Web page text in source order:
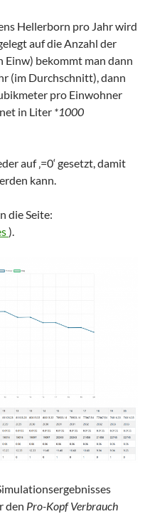
Hellerborn pro Jahr wird
auf die Anzahl der
Einw) bekommt man dann
(im Durchschnitt), dann
pro Einwohner
in Liter *1000
auf ‚=0‘ gesetzt, damit
kann.
die Seite:
).
den Pro-Kopf Verbrauch